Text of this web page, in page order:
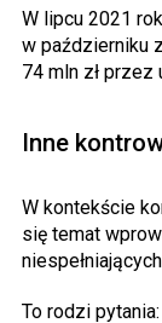
W lipcu 2021
w październiku
74 mln zł
Inne
W kontekście
się temat
To rodzi